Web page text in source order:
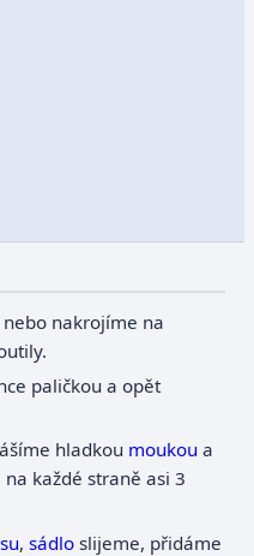
nakrojíme na
paličkou a opět
hladkou moukou a
na každé straně asi 3
,sádlo slijeme, přidáme